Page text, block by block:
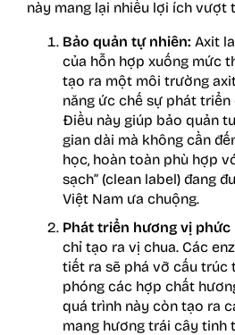
này mang lại nhiều lợi ích vượt
Bảo quản tự nhiên: Axit
của hỗn hợp xuống mức
tạo ra một môi trường
năng ức chế sự phát triển
Điều này giúp bảo quản
gian dài mà không cần
học, hoàn toàn phù hợp
sạch” (clean label) đang
Việt Nam ưa chuộng.
Phát triển hương vị phức
chỉ tạo ra vị chua. Các
tiết ra sẽ phá vỡ cấu trúc
phóng các hợp chất
quá trình này còn tạo ra
mang hương trái cây tinh